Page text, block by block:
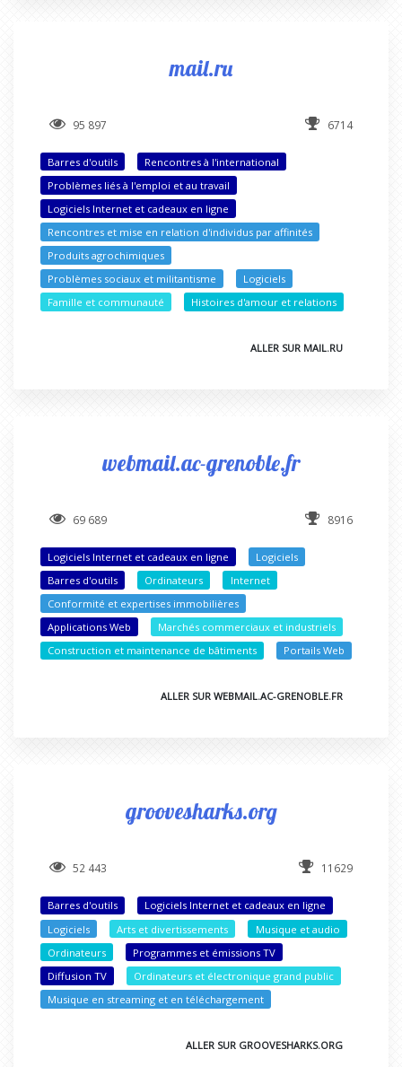
mail.ru
95 897 6714
Barres d'outils
Rencontres à l'international
Problèmes liés à l'emploi et au travail
Logiciels Internet et cadeaux en ligne
Rencontres et mise en relation d'individus par affinités
Produits agrochimiques
Problèmes sociaux et militantisme
Logiciels
Famille et communauté
Histoires d'amour et relations
ALLER SUR MAIL.RU
webmail.ac-grenoble.fr
69 689 8916
Logiciels Internet et cadeaux en ligne
Logiciels
Barres d'outils
Ordinateurs
Internet
Conformité et expertises immobilières
Applications Web
Marchés commerciaux et industriels
Construction et maintenance de bâtiments
Portails Web
ALLER SUR WEBMAIL.AC-GRENOBLE.FR
groovesharks.org
52 443 11629
Barres d'outils
Logiciels Internet et cadeaux en ligne
Logiciels
Arts et divertissements
Musique et audio
Ordinateurs
Programmes et émissions TV
Diffusion TV
Ordinateurs et électronique grand public
Musique en streaming et en téléchargement
ALLER SUR GROOVESHARKS.ORG